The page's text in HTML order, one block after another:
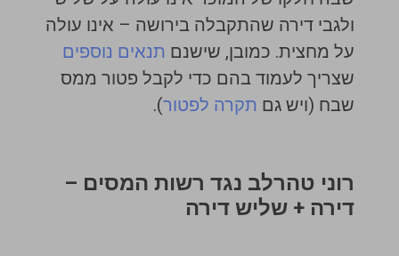
ולגבי דירה שהתקבלה בירושה – אינו עולה
על מחצית. כמובן, שישנם תנאים נוספים
שצריך לעמוד בהם כדי לקבל פטור ממס
שבח (ויש גם תקרה לפטור).
רוני טהרלב נגד רשות המסים –
דירה + שליש דירה